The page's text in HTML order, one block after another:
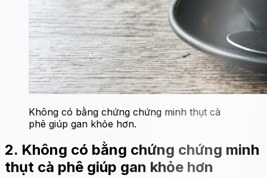
Không có bằng chứng chứng minh thụt cà
phê giúp gan khỏe hơn.
2. Không có bằng chứng chứng minh
thụt cà phê giúp gan khỏe hơn